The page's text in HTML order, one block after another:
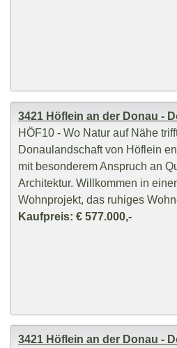
3421 Höflein an der Donau -
HÖF10 - Wo Natur auf Nähe
Donaulandschaft von Höflein
mit besonderem Anspruch an
Architektur. Willkommen in
Wohnprojekt, das ruhiges
Kaufpreis: € 577.000,-
3421 Höflein an der Donau -